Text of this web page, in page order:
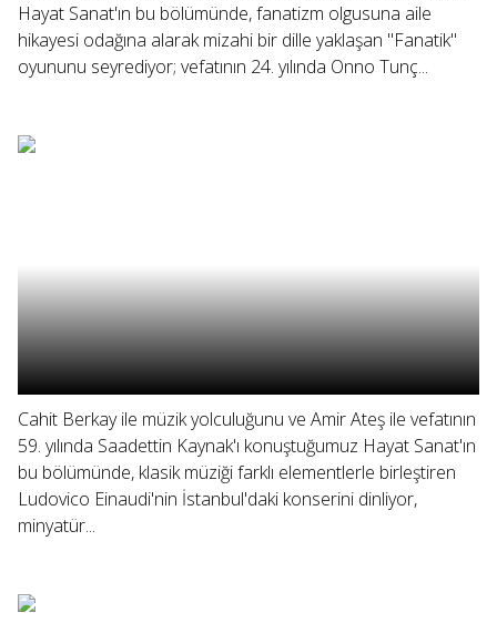
Hayat Sanat'ın bu bölümünde, fanatizm olgusuna aile
hikayesi odağına alarak mizahi bir dille yaklaşan "Fanatik"
oyununu seyrediyor; vefatının 24. yılında Onno Tunç...
Cahit Berkay ile müzik yolculuğunu ve Amir Ateş ile vefatının
59. yılında Saadettin Kaynak'ı konuştuğumuz Hayat Sanat'ın
bu bölümünde, klasik müziği farklı elementlerle birleştiren
Ludovico Einaudi'nin İstanbul'daki konserini dinliyor,
minyatür...